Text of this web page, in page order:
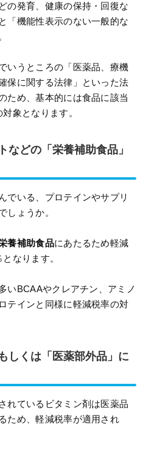
の発育、健康の保持・回復な
「機能性表示のない一般的な
いうところの「医薬品、療機
保に関する法律」といった法
ため、基本的には食品に該当
象となります。
などの「栄養補助食品」
でいる、プロテインやサプリ
しょうか。
養補助食品にあたるため軽減
なります。
いBCAAやクレアチン、アミノ
テインと同様に軽減税率の対
しくは「医薬部外品」に
れているビタミン剤は医薬品
ため、軽減税率が適用され